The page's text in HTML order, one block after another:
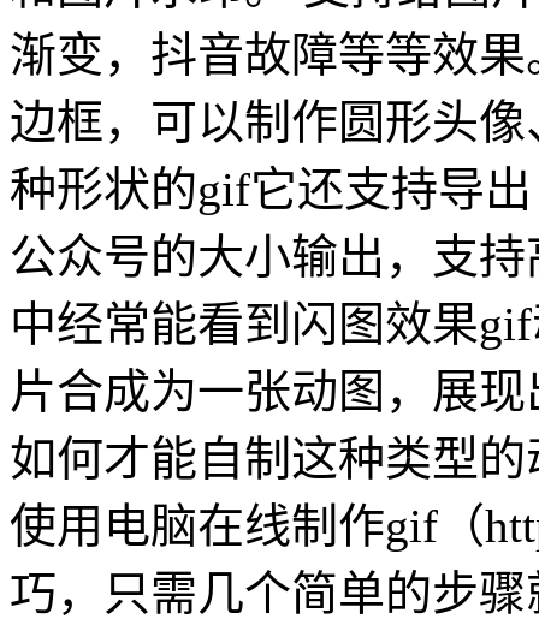
渐变，抖音故障等等效
边框，可以制作圆形头
种形状的gif它还支持导
公众号的大小输出，支
中经常能看到闪图效果
片合成为一张动图，展
如何才能自制这种类型
使用电脑在线制作gif（
巧，只需几个简单的步